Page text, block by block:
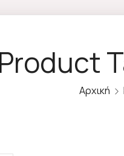
Product
Αρχική